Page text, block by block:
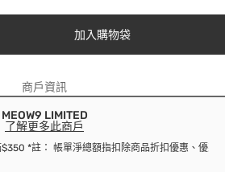
加入購物袋
商戶資訊
MEOW9 LIMITED
了解更多此商戶
*註： 帳單淨總額指扣除商品折扣優惠、優惠